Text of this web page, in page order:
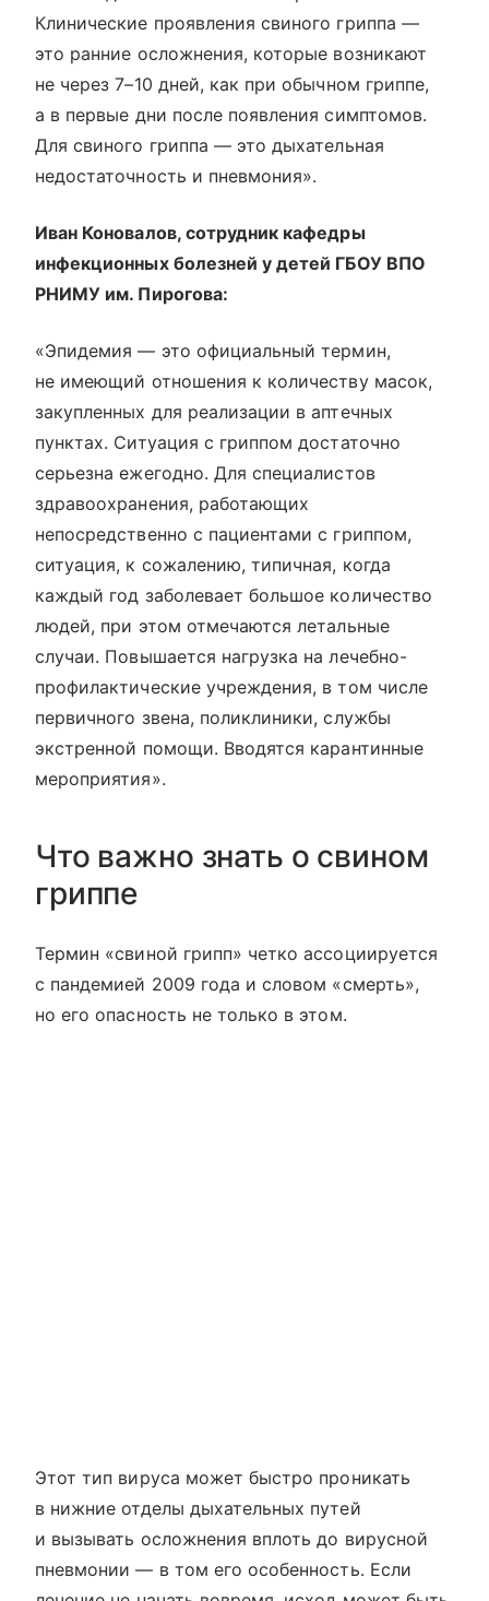
Клинические проявления свиного гриппа —
это ранние осложнения, которые возникают
не через 7–10 дней, как при обычном гриппе,
а в первые дни после появления симптомов.
Для свиного гриппа — это дыхательная
недостаточность и пневмония».
Иван Коновалов, сотрудник кафедры
инфекционных болезней у детей ГБОУ ВПО
РНИМУ им. Пирогова:
«Эпидемия — это официальный термин,
не имеющий отношения к количеству масок,
закупленных для реализации в аптечных
пунктах. Ситуация с гриппом достаточно
серьезна ежегодно. Для специалистов
здравоохранения, работающих
непосредственно с пациентами с гриппом,
ситуация, к сожалению, типичная, когда
каждый год заболевает большое количество
людей, при этом отмечаются летальные
случаи. Повышается нагрузка на лечебно-
профилактические учреждения, в том числе
первичного звена, поликлиники, службы
экстренной помощи. Вводятся карантинные
мероприятия».
Что важно знать о свином
гриппе
Термин «свиной грипп» четко ассоциируется
с пандемией 2009 года и словом «смерть»,
но его опасность не только в этом.
Этот тип вируса может быстро проникать
в нижние отделы дыхательных путей
и вызывать осложнения вплоть до вирусной
пневмонии — в том его особенность. Если